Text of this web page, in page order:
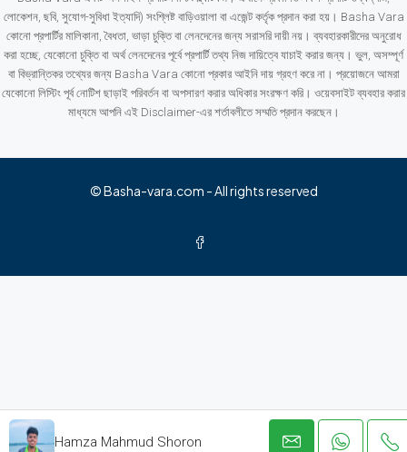
লোকেশন, ছবি, সুযোগ-সুবিধা ইত্যাদি) সংশ্লিষ্ট বাড়িওয়ালা বা এজেন্ট কর্তৃক প্রদান করা হয়। Basha Vara
কোনো প্রপার্টির মালিকানা, বৈধতা, ভাড়া চুক্তি বা লেনদেনের জন্য সরাসরি দায়ী নয়। ব্যবহারকারীদের অনুরোধ
করা হচ্ছে, যেকোনো চুক্তি বা অর্থ লেনদেনের পূর্বে প্রপার্টি তথ্য নিজ দায়িত্বে যাচাই করার জন্য। ভুল, অসম্পূর্ণ
বা বিভ্রান্তিকর তথ্যের জন্য Basha Vara কোনো প্রকার আইনি দায় গ্রহণ করে না। প্রয়োজনে আমরা
যেকোনো লিস্টিং পূর্ব নোটিশ ছাড়াই পরিবর্তন বা অপসারণ করার অধিকার সংরক্ষণ করি। ওয়েবসাইট ব্যবহার করার
মাধ্যমে আপনি এই Disclaimer-এর শর্তাবলীতে সম্মতি প্রদান করছেন।
Hamza Mahmud Shoron
© Basha-vara.com - All rights reserved